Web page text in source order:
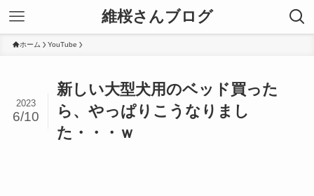
維桜さんブログ
ホーム YouTube
新しい大型犬用のベッド買った
ら、やっぱりこうなりまし
た・・・ｗ
2023
6/10